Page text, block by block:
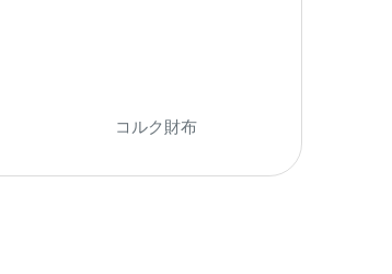
コルク財布